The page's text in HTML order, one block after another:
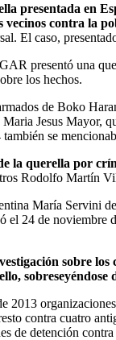
presentada en
vecinos contra la
El caso,
presentó una
los hechos.
de Boko
Jesus Mayor,
se
la querella por
Rodolfo Martín
María Servini
el 24 de noviembre
sobre
sobreseyéndose
2013
contra cuatro
de detención